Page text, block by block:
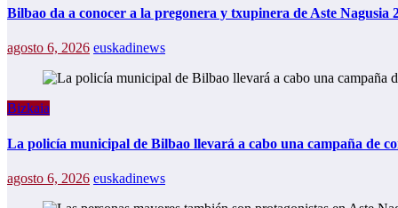
Bilbao da a conocer a la pregonera y txupinera de Aste
agosto 6, 2026 euskadinews
Bizkaia
La policía municipal de Bilbao llevará a cabo una campaña de
agosto 6, 2026 euskadinews